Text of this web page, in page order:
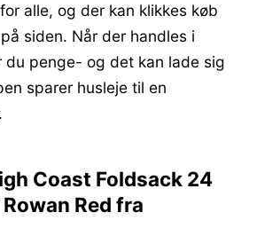
alle, og der kan klikkes køb
siden. Når der handles i
du penge- og det kan lade sig
sparer husleje til en
Coast Foldsack 24
Red fra